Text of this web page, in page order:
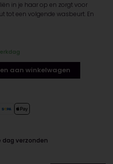
in je haar op en zorgt voor
tot een volgende wasbeurt. En
aan winkelwagen
dag verzonden